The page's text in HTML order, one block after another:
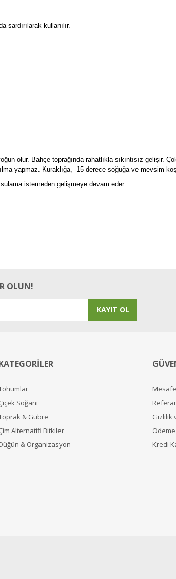
sardırılarak kullanılır.
olur. Bahçe toprağında rahatlıkla sıkıntısız gelişir.
yapmaz. Kuraklığa, -15 derece soğuğa ve mevsim
istemeden gelişmeye devam eder.
OLUN!
KAYIT OL
Soğanı
& Gübre
Alternatifi Bitkiler
& Organizasyon
Gizlilik
Kredi